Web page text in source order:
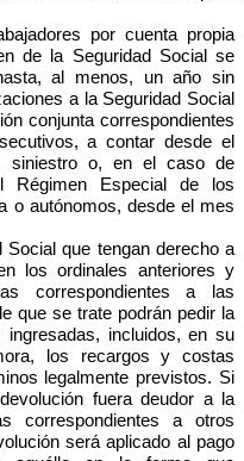
por cuenta propia
de la Seguridad Social se
al menos, un año sin
a la Seguridad Social
conjunta correspondientes
a contar desde el
siniestro o, en el caso de
Régimen Especial de los
o autónomos, desde el mes
que tengan derecho a
los ordinales anteriores y
correspondientes a las
que se trate podrán pedir la
ingresadas, incluidos, en su
los recargos y costas
legalmente previstos. Si
fuera deudor a la
correspondientes a otros
será aplicado al pago